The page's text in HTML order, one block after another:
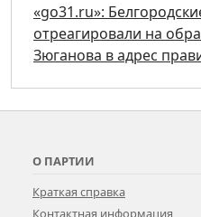
«go31.ru»:
отреагировали на
Зюганова в адрес
О ПАРТИИ
Краткая справка
Контактная информация